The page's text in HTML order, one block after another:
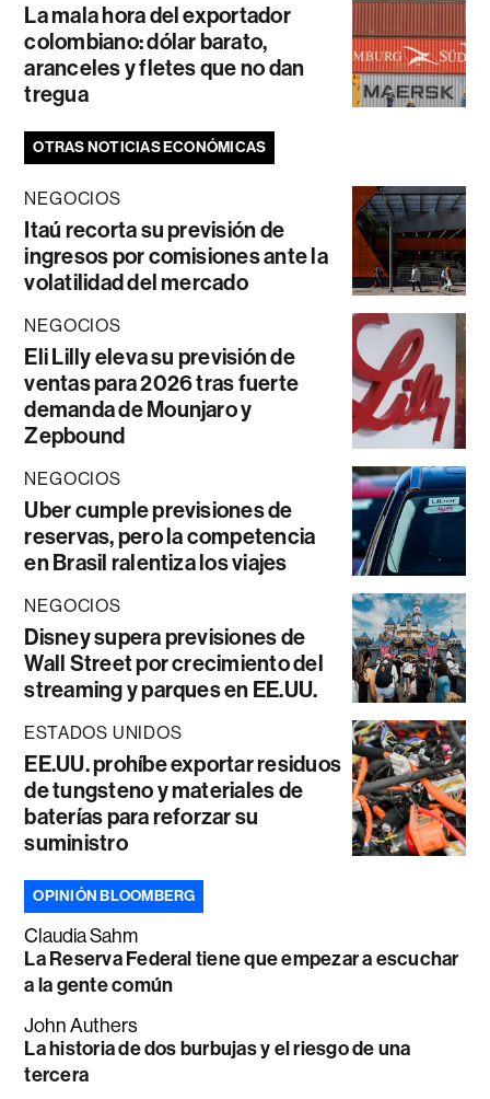
La mala hora del exportador
colombiano: dólar barato,
aranceles y fletes que no dan
tregua
OTRAS NOTICIAS ECONÓMICAS
NEGOCIOS
Itaú recorta su previsión de
ingresos por comisiones ante la
volatilidad del mercado
NEGOCIOS
Eli Lilly eleva su previsión de
ventas para 2026 tras fuerte
demanda de Mounjaro y
Zepbound
NEGOCIOS
Uber cumple previsiones de
reservas, pero la competencia
en Brasil ralentiza los viajes
NEGOCIOS
Disney supera previsiones de
Wall Street por crecimiento del
streaming y parques en EE.UU.
ESTADOS UNIDOS
EE.UU. prohíbe exportar residuos
de tungsteno y materiales de
baterías para reforzar su
suministro
OPINIÓN BLOOMBERG
Claudia Sahm
La Reserva Federal tiene que empezar a escuchar
a la gente común
John Authers
La historia de dos burbujas y el riesgo de una
tercera